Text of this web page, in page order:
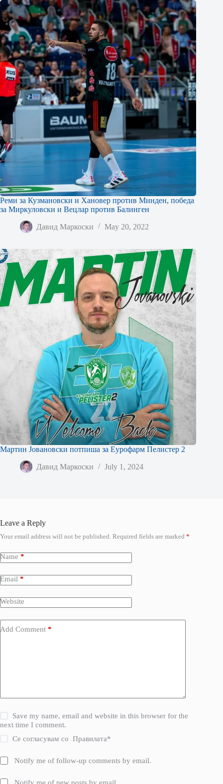
Реми за Кузмановски и Хановер против Минден, победа
за Миркуловски и Вецлар против Балинген
Давид Маркоски May 20, 2022
Мартин Јовановски потпиша за Еурофарм Пелистер 2
Давид Маркоски July 1, 2024
Leave a Reply
Your email address will not be published. Required fields are marked *
Name *
Email *
Website
Add Comment *
Save my name, email and website in this browser for the
next time I comment.
Се согласувам соПравилата*
Notify me of follow-up comments by email.